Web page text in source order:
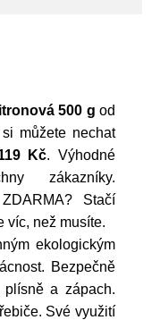
500 g od
můžete nechat
Kč. Výhodné
zákazníky.
Stačí
víc, než musíte.
ekologickým
Bezpečně
plísně a zápach.
Své využití